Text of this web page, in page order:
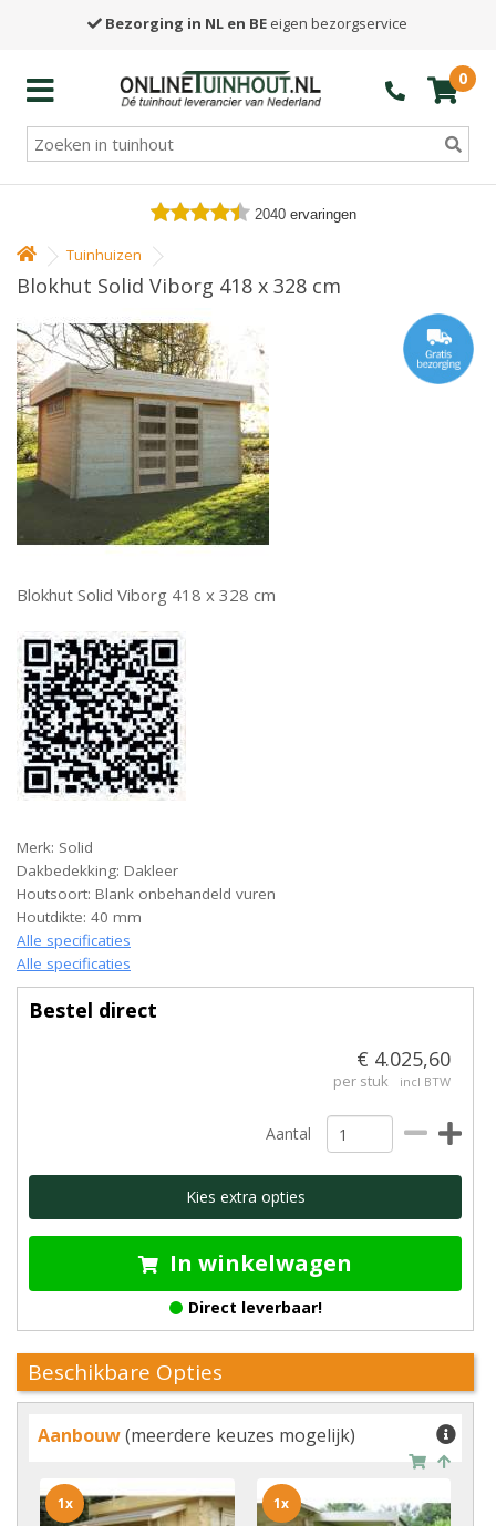
Bezorging in NL en BE eigen bezorgservice
0
2040 ervaringen
Tuinhuizen
Blokhut Solid Viborg 418 x 328 cm
Blokhut Solid Viborg 418 x 328 cm
Merk: Solid
Dakbedekking: Dakleer
Houtsoort: Blank onbehandeld vuren
Houtdikte: 40 mm
Alle specificaties
Alle specificaties
Bestel direct
€ 4.025,60
per stuk incl BTW
Aantal
Kies extra opties
In winkelwagen
Direct leverbaar!
Beschikbare Opties
Aanbouw(meerdere keuzes mogelijk)
1x 1x